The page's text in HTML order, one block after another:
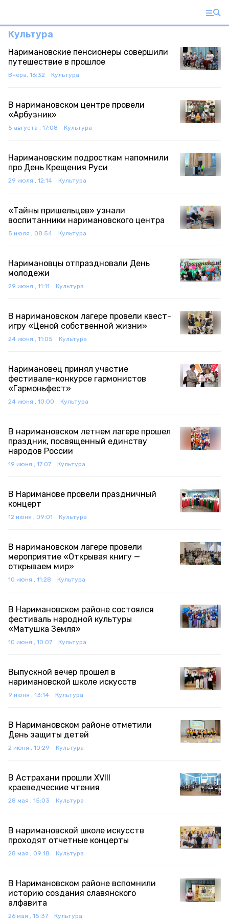
Культура
Наримановские пенсионеры совершили
путешествие в прошлое
Вчера, 16:32 Культура
В наримановском центре провели
«Арбузник»
5 августа , 17:08 Культура
Наримановским подросткам напомнили
про День Крещения Руси
29 июля , 12:14 Культура
«Тайны пришельцев» узнали
воспитанники наримановского центра
5 июля , 08:54 Культура
Наримановцы отпраздновали День
молодежи
29 июня , 11:11 Культура
В наримановском лагере провели квест-
игру «Ценой собственной жизни»
24 июня , 11:05 Культура
Наримановец принял участие
фестивале-конкурсе гармонистов
«Гармоньфест»
24 июня , 10:00 Культура
В наримановском летнем лагере прошел
праздник, посвященный единству
народов России
19 июня , 17:07 Культура
В Нариманове провели праздничный
концерт
12 июня , 09:01 Культура
В наримановском лагере провели
мероприятие «Открывая книгу —
открываем мир»
10 июня , 11:28 Культура
В Наримановском районе состоялся
фестиваль народной культуры
«Матушка Земля»
10 июня , 10:07 Культура
Выпускной вечер прошел в
наримановской школе искусств
9 июня , 13:14 Культура
В Наримановском районе отметили
День защиты детей
2 июня , 10:29 Культура
В Астрахани прошли XVIII
краеведческие чтения
28 мая , 15:03 Культура
В наримановской школе искусств
проходят отчетные концерты
28 мая , 09:18 Культура
В Наримановском районе вспомнили
историю создания славянского
алфавита
26 мая , 15:37 Культура